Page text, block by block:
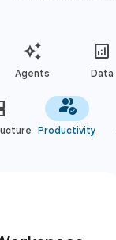
Agents Data
Productivity